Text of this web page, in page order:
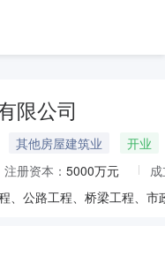
限公司
其他房屋建筑业
开业
注册资本： 5000万元